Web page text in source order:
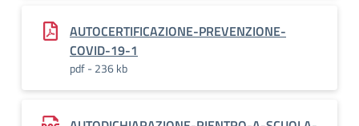
AUTOCERTIFICAZIONE-PREVENZIONE-
COVID-19-1
pdf - 236 kb